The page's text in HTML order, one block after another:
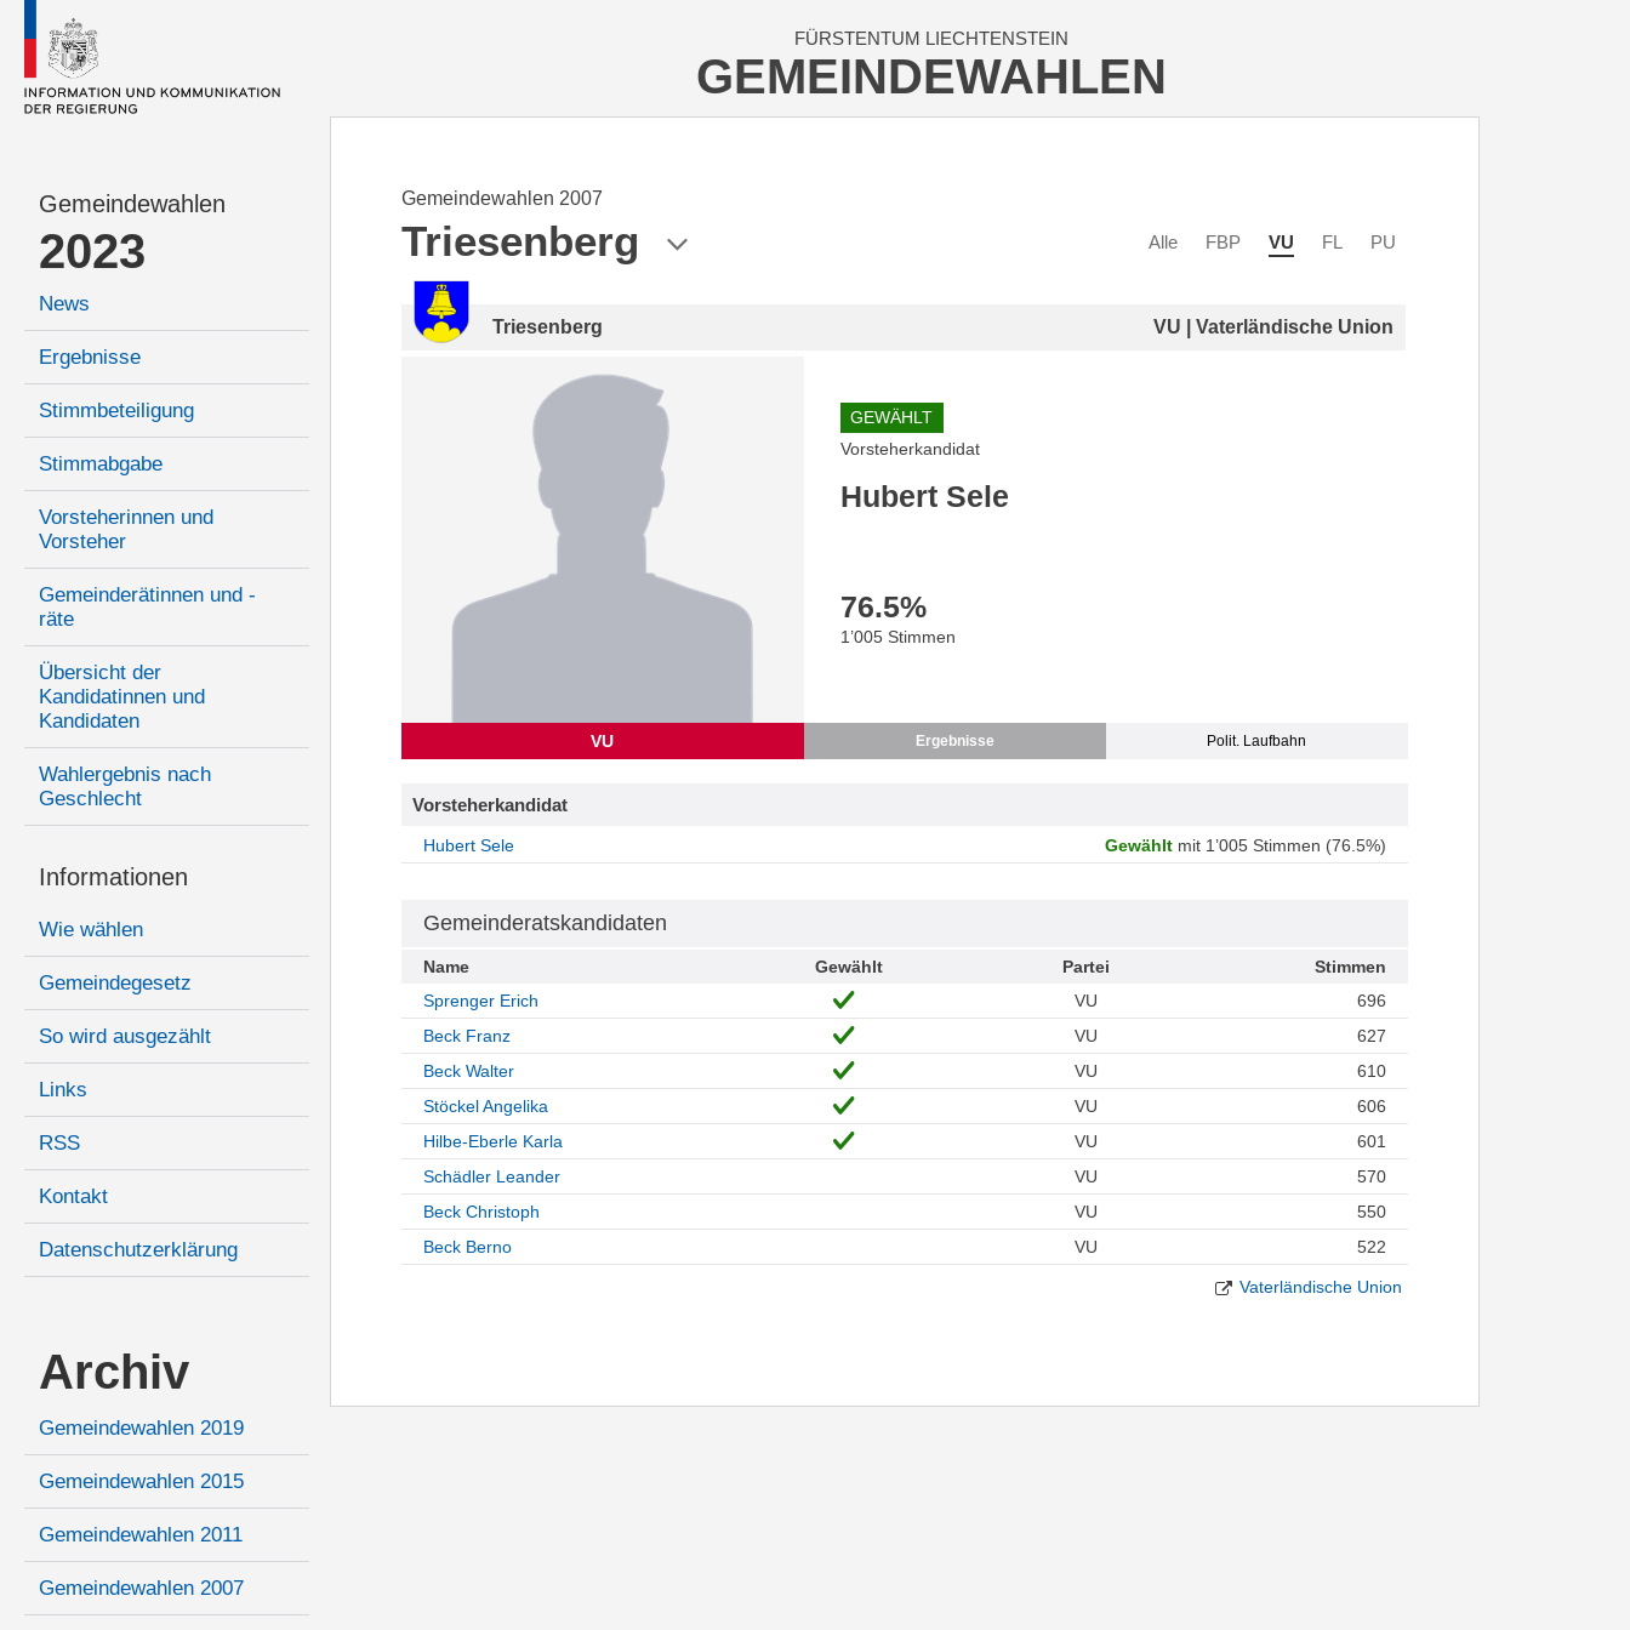
FÜRSTENTUM LIECHTENSTEIN
GEMEINDEWAHLEN
Gemeindewahlen
2023
News
Ergebnisse
Stimmbeteiligung
Stimmabgabe
Vorsteherinnen und
Vorsteher
Gemeinderätinnen und -
räte
Übersicht der
Kandidatinnen und
Kandidaten
Wahlergebnis nach
Geschlecht
Informationen
Wie wählen
Gemeindegesetz
So wird ausgezählt
Links
RSS
Kontakt
Datenschutzerklärung
Archiv
Gemeindewahlen 2019
Gemeindewahlen 2015
Gemeindewahlen 2011
Gemeindewahlen 2007
Gemeindewahlen 2007
Triesenberg Alle FBP VU FL PU
Triesenberg VU | Vaterländische Union
VU
GEWÄHLT
Vorsteherkandidat
Hubert Sele
76.5%
1’005 Stimmen
Ergebnisse Polit. Laufbahn
Vorsteherkandidat
Hubert Sele Gewähltmit 1’005 Stimmen (76.5%)
Gemeinderatskandidaten
Name Gewählt Partei
Stimmen
Sprenger Erich
VU
696
Beck Franz
VU
627
Beck Walter
VU
610
Stöckel Angelika
VU
606
Hilbe-Eberle Karla
VU
601
Schädler Leander
VU
570
Beck Christoph
VU
550
Beck Berno
VU 522
Vaterländische Union